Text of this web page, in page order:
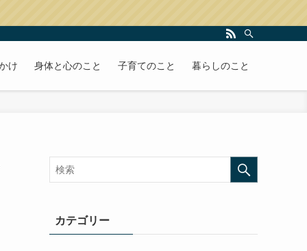
け 身体と心のこと 子育てのこと 暮らしのこと
カテゴリー